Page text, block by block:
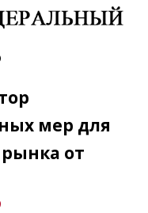
мер для
рынка от